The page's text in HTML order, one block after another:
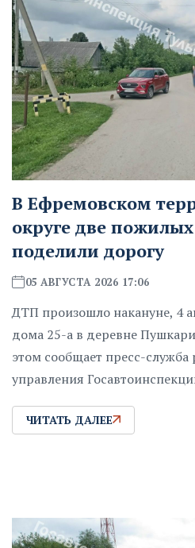
В Ефремовском
округе две
поделили дорогу
05 АВГУСТА 2026 17:06
ДТП произошло накануне, 4
дома 25-а в деревне
этом сообщает пресс-служба
управления
ЧИТАТЬ ДАЛЕЕ